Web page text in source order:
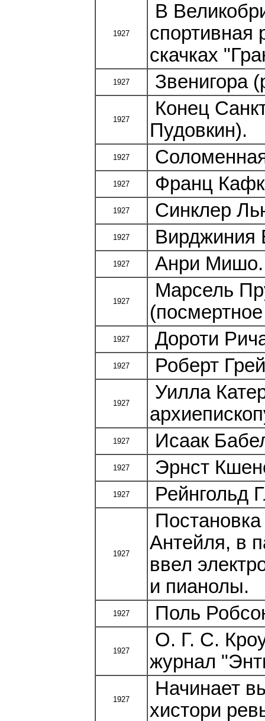
1927
В
спортивная
скачках
1927 Звенигора
1927
Конец
Пудовкин).
1927
1927 Франц
1927 Синклер
1927 Вирджиния
1927 Анри
1927
Марсель
1927 Дороти
1927 Роберт
1927
Уилла
1927 Исаак
1927 Эрнст
1927 Рейнгольд
1927
Антейля, в
ввел
и пианолы.
1927 Поль
1927
О. Г. С.
журнал
1927
Начинает
хистори